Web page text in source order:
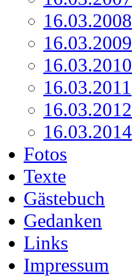
16.03.2008
16.03.2009
16.03.2010
16.03.2011
16.03.2012
16.03.2014
Fotos
Texte
Gästebuch
Gedanken
Links
Impressum